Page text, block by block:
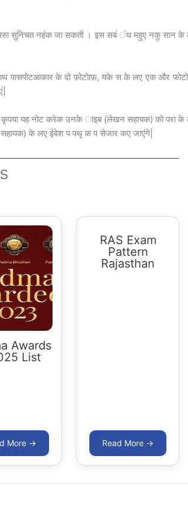
सरुा सुनिचत नहंक जा सकती । इस सबं ंध महुए नकु सान के
पासपोटआकार के दो फ़ोटोाफ़, यके स के लए एक और
यह नोट करेक उनके ाइब (लेखन सहायक) को परा के
के लए ई­वेश प पथृ क प सेजार कए जाएंगे|
Awards
List
RAS Exam
Pattern
Rajasthan